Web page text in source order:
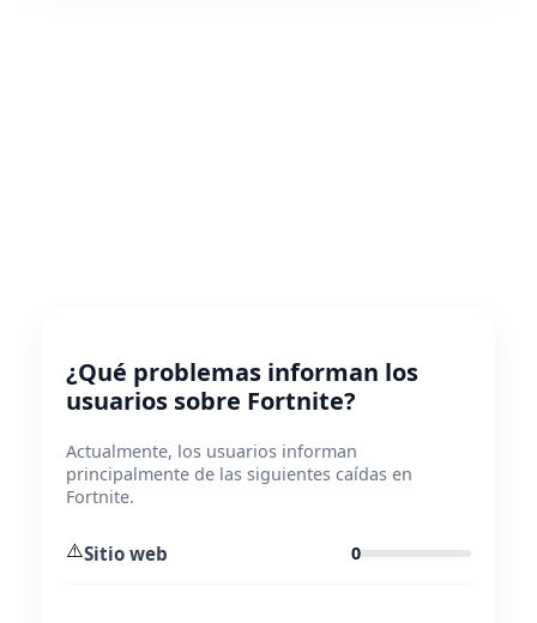
¿Qué problemas informan los
usuarios sobre Fortnite?
Actualmente, los usuarios informan
principalmente de las siguientes caídas en
Fortnite.
⚠️Sitio web 0